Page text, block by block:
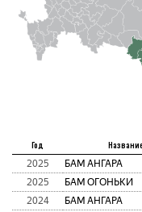
Год
2025 БАМ АНГАРА
2025
БАМ ОГОНЬКИ
2024
БАМ АНГАРА